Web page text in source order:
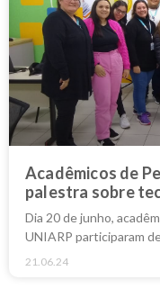
Acadêmicos de
palestra sobre
Dia 20 de junho,
UNIARP participaram
21.06.24